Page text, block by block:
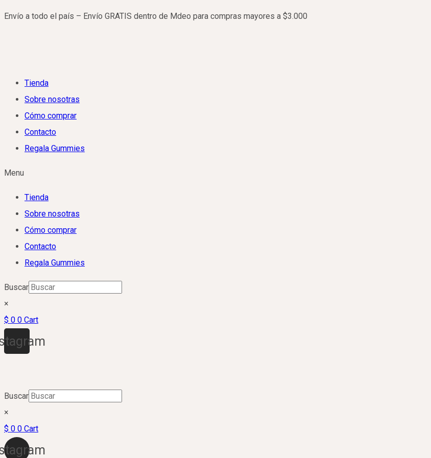
Saltar
Envío a todo el país – Envío GRATIS dentro de Mdeo para compras mayores a $3.000
Tienda
Sobre nosotras
Cómo comprar
Contacto
Regala Gummies
Menu
Tienda
Sobre nosotras
Cómo comprar
Contacto
Regala Gummies
Buscar
×
$ 0 0 Cart
Buscar
×
$ 0 0 Cart